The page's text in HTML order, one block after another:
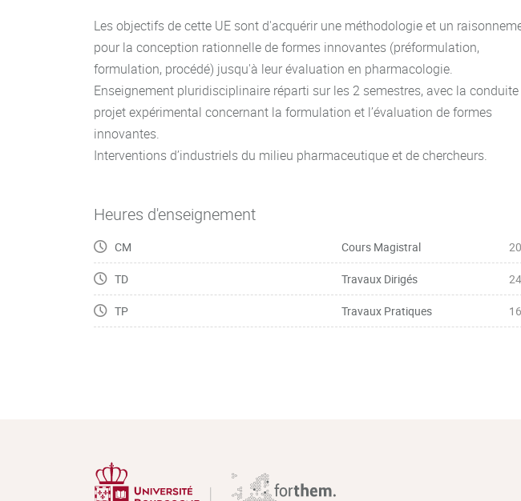
Les objectifs de cette UE sont d'acquérir une méthodologie et un
pour la conception rationnelle de formes innovantes (préformulation,
formulation, procédé) jusqu'à leur évaluation en pharmacologie.
Enseignement pluridisciplinaire réparti sur les 2 semestres, avec la conduite
projet expérimental concernant la formulation et l’évaluation de formes
innovantes.
Interventions d’industriels du milieu pharmaceutique et de chercheurs.
Heures d'enseignement
CM Cours Magistral
TD Travaux Dirigés
TP Travaux Pratiques